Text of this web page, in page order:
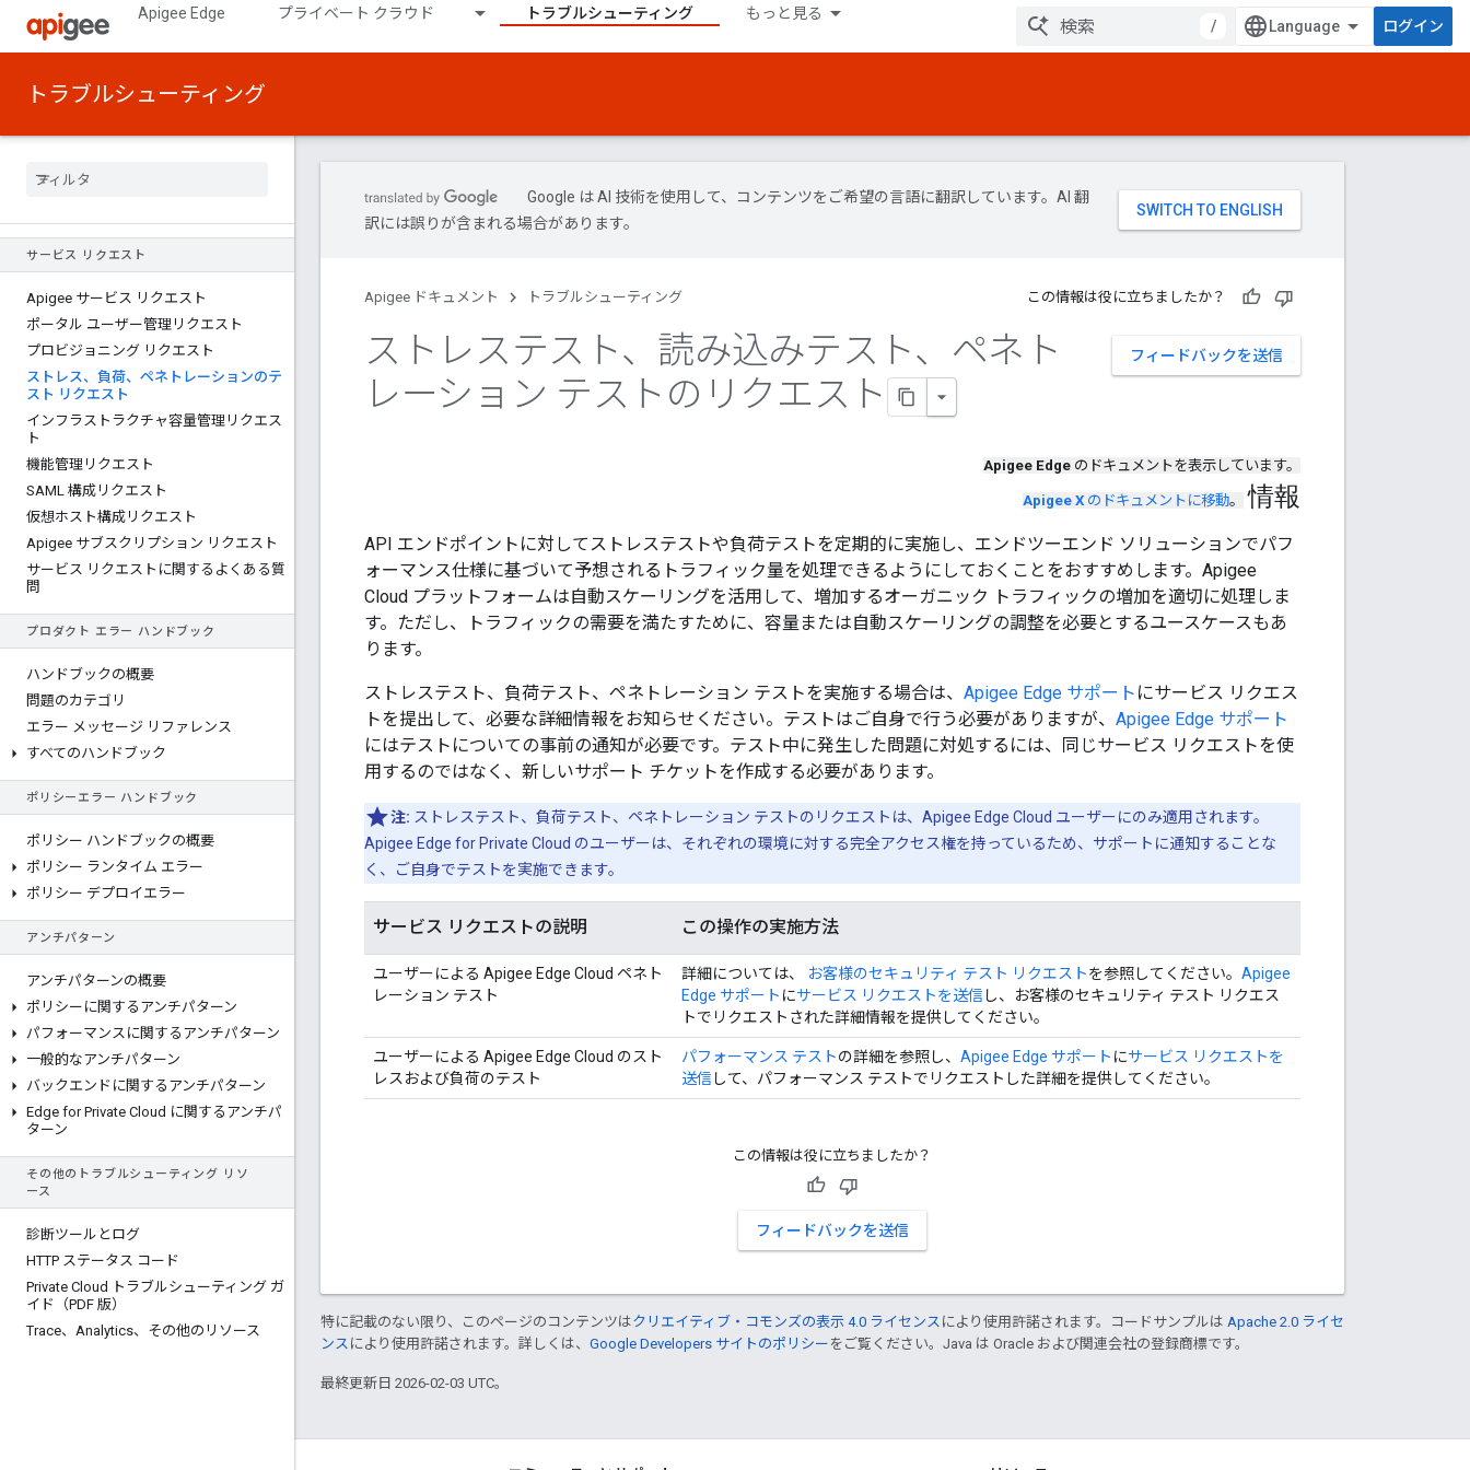
Apigee Edge プライベート クラウド トラブルシューティング もっと見る
/ ログイン
トラブルシューティング
サービス リクエスト
Apigee サービス リクエスト
ポータル ユーザー管理リクエスト
プロビジョニング リクエスト
ストレス、負荷、ペネトレーションのテ
スト リクエスト
インフラストラクチャ容量管理リクエス
ト
機能管理リクエスト
SAML 構成リクエスト
仮想ホスト構成リクエスト
Apigee サブスクリプション リクエスト
サービス リクエストに関するよくある質
問
プロダクト エラー ハンドブック
ハンドブックの概要
問題のカテゴリ
エラー メッセージ リファレンス
すべてのハンドブック
ポリシーエラー ハンドブック
ポリシー ハンドブックの概要
ポリシー ランタイム エラー
ポリシー デプロイエラー
アンチパターン
アンチパターンの概要
ポリシーに関するアンチパターン
パフォーマンスに関するアンチパターン
一般的なアンチパターン
バックエンドに関するアンチパターン
Edge for Private Cloud に関するアンチパ
ターン
その他のトラブルシューティング リソ
ース
診断ツールとログ
HTTP ステータス コード
Private Cloud トラブルシューティング ガ
イド（PDF 版）
Trace、Analytics、その他のリソース
Google は AI 技術を使用して、コンテンツをご希望の言語に翻訳しています。AI 翻
訳には誤りが含まれる場合があります。
Apigee ドキュメント トラブルシューティング この情報は役に立ちましたか？
フィードバックを送信
ストレステスト、読み込みテスト、ペネト
レーション テストのリクエスト
Apigee Edge のドキュメントを表示しています。
Apigee X のドキュメントに移動。 情報
API エンドポイントに対してストレステストや負荷テストを定期的に実施し、エンドツーエンド ソリューションでパフ
ォーマンス仕様に基づいて予想されるトラフィック量を処理できるようにしておくことをおすすめします。Apigee
Cloud プラットフォームは自動スケーリングを活用して、増加するオーガニック トラフィックの増加を適切に処理しま
す。ただし、トラフィックの需要を満たすために、容量または自動スケーリングの調整を必要とするユースケースもあ
ります。
ストレステスト、負荷テスト、ペネトレーション テストを実施する場合は、 Apigee Edge サポート にサービス リクエス
トを提出して、必要な詳細情報をお知らせください。テストはご自身で行う必要がありますが、 Apigee Edge サポート
にはテストについての事前の通知が必要です。テスト中に発生した問題に対処するには、同じサービス リクエストを使
用するのではなく、新しいサポート チケットを作成する必要があります。
注: ストレステスト、負荷テスト、ペネトレーション テストのリクエストは、Apigee Edge Cloud ユーザーにのみ適用されます。
Apigee Edge for Private Cloud のユーザーは、それぞれの環境に対する完全アクセス権を持っているため、サポートに通知することな
く、ご自身でテストを実施できます。
サービス リクエストの説明 この操作の実施方法
ユーザーによる Apigee Edge Cloud ペネト
レーション テスト
詳細については、 お客様のセキュリティ テスト リクエストを参照してください。 Apigee
Edge サポート にサービス リクエストを送信 し、お客様のセキュリティ テスト リクエス
トでリクエストされた詳細情報を提供してください。
ユーザーによる Apigee Edge Cloud のスト
レスおよび負荷のテスト
パフォーマンス テストの詳細を参照し、 Apigee Edge サポート にサービス リクエストを
送信 して、パフォーマンス テストでリクエストした詳細を提供してください。
この情報は役に立ちましたか？
フィードバックを送信
特に記載のない限り、このページのコンテンツはクリエイティブ・コモンズの表示 4.0 ライセンス により使用許諾されます。コードサンプルは Apache 2.0 ライセ
ンス により使用許諾されます。詳しくは、 Google Developers サイトのポリシー をご覧ください。Java は Oracle および関連会社の登録商標です。
最終更新日 2026-02-03 UTC。